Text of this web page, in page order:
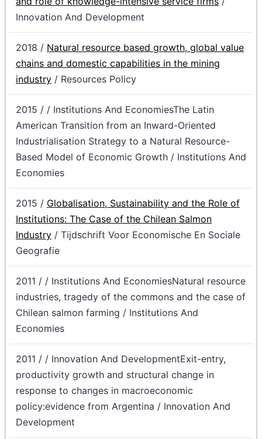
Innovation And Development
2018 / Natural resource based growth, global value
chains and domestic capabilities in the mining
industry / Resources Policy
2015 / / Institutions And EconomiesThe Latin
American Transition from an Inward-Oriented
Industrialisation Strategy to a Natural Resource-
Based Model of Economic Growth / Institutions And
Economies
2015 / Globalisation, Sustainability and the Role of
Institutions: The Case of the Chilean Salmon
Industry / Tijdschrift Voor Economische En Sociale
Geografie
2011 / / Institutions And EconomiesNatural resource
industries, tragedy of the commons and the case of
Chilean salmon farming / Institutions And
Economies
2011 / / Innovation And DevelopmentExit-entry,
productivity growth and structural change in
response to changes in macroeconomic
policy:evidence from Argentina / Innovation And
Development